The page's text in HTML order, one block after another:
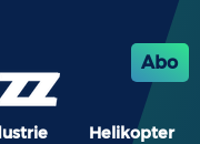
Abo
Helikopter